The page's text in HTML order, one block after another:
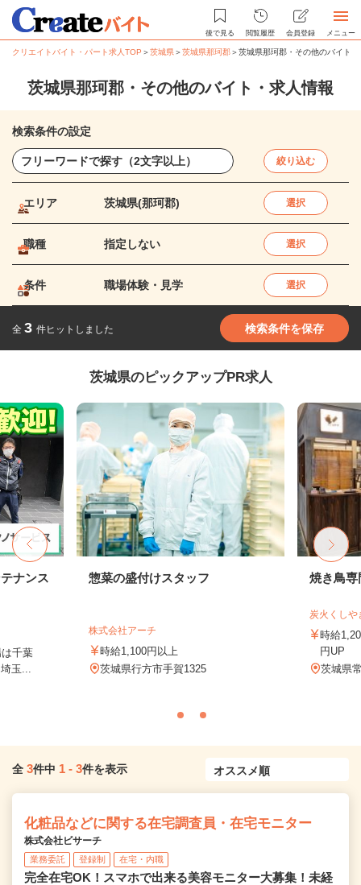
後で見る 閲覧履歴 会員登録 メニュー
クリエイトバイト・パート求人TOP ＞茨城県＞茨城県那珂郡＞茨城県那珂郡・その他のバイト
茨城県那珂郡・その他のバイト・求人情報
検索条件の設定
絞り込む
エリア 茨城県(那珂郡) 選択
職種 指定しない 選択
条件 職場体験・見学 選択
全 3 件ヒットしました 検索条件を保存
茨城県のピックアップPR求人
ナンス
千葉
玉...
惣菜の盛付けスタッフ
株式会社アーチ
時給1,100円以上
茨城県行方市手賀1325
焼き鳥専
炭火くし
時給
円UP
茨城県
全 3件中 1 - 3件を表示
化粧品などに関する在宅調査員・在宅モニター
株式会社ビサーチ
業務委託 登録制 在宅・内職
完全在宅OK！スマホで出来る美容モニター大募集！未経